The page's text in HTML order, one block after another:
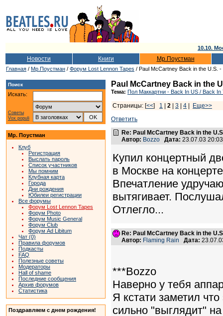
10.10.
Новости Книги Мр.Поустман
Главная / Мр.Поустман / Форум Lost Lennon Tapes / Paul McCartney Back in the U.S.
Поиск
Искать:
Советы
Vox populi
Мр. Поустман
Клуб
Регистрация
Выслать пароль
Список участников
Мы помним
Клубная карта
Города
Дни рождения
Юбилеи регистрации
Все форумы
Форум Lost Lennon Tapes
Форум Photo
Форум Music General
Форум Club
Форум Ad Libitum
Чат (0)
Правила форумов
Подкасты
FAQ
Полезные советы
Модераторы
Hall of shame
Последние сообщения
Архив форумов
Статистика
Поздравляем с днем рождения!
Paul McCartney Back in the
Тема: Пол Маккартни - Back In US / Back In
Страницы: [<<] 1 2 3 4
Еще>>
Ответить
Re: Paul McCartney Back in the
Автор: Bozzo Дата: 23.07.03
Купил концертный
в Москве на
Впечатление
вытягивает.
Отлегло...
Re: Paul McCartney Back in the
Автор: Flaming Rain Дата:
***Bozzo
Наверно у тебя
Я кстати заметил
сильно "выглядит"